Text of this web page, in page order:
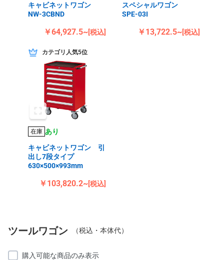
キャビネットワゴン
NW-3CBND
￥64,927.5~[税込]
スペシャルワゴン
SPE-03I
￥13,722.5~[税込]
カテゴリ人気5位
在庫 あり
キャビネットワゴン 引
出し7段タイプ
630×500×993mm
￥103,820.2~[税込]
ツールワゴン （税込・本体代）
購入可能な商品のみ表示